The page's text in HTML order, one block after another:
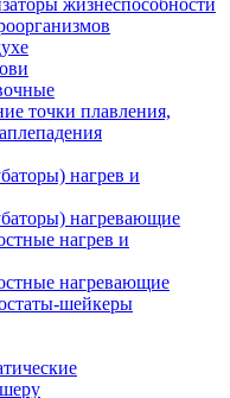
жизнеспособности
точки плавления,
нагрев и
нагревающие
нагрев и
нагревающие
шейкеры